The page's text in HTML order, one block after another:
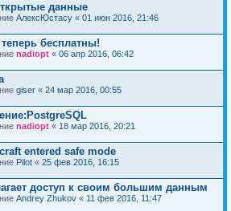
данные
АлексЮстасу « 01 июн 2016, 21:46
бесплатны!
nadiopt « 06 апр 2016, 06:42
giser « 24 мар 2016, 00:55
nadiopt « 18 мар 2016, 20:21
entered safe mode
Pilot « 25 фев 2016, 16:15
доступ к своим большим данным
Andrey Zhukov « 11 фев 2016, 11:47